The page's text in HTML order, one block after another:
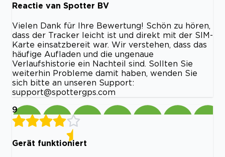
Reactie van Spotter BV
Vielen Dank für Ihre Bewertung! Schön zu hören,
dass der Tracker leicht ist und direkt mit der SIM-
Karte einsatzbereit war. Wir verstehen, dass das
häufige Aufladen und die ungenaue
Verlaufshistorie ein Nachteil sind. Sollten Sie
weiterhin Probleme damit haben, wenden Sie
sich bitte an unseren Support:
support@spottergps.com
9
Gerät funktioniert